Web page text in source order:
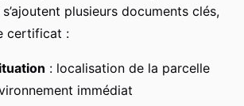
plusieurs documents clés,
certificat :
: localisation de la parcelle
immédiat